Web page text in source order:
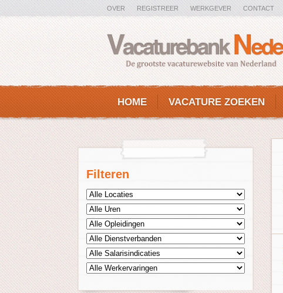
OVER REGISTREER WERKGEVER CONTACT
HOME VACATURE ZOEKEN
Filteren